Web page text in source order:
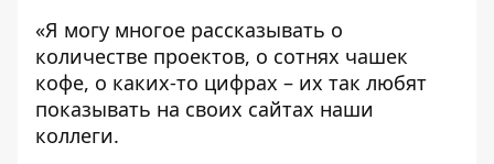
«Я могу многое рассказывать о
количестве проектов, о сотнях чашек
кофе, о каких-то цифрах – их так любят
показывать на своих сайтах наши
коллеги.